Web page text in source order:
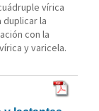
vírica
la
con la
y varicela.